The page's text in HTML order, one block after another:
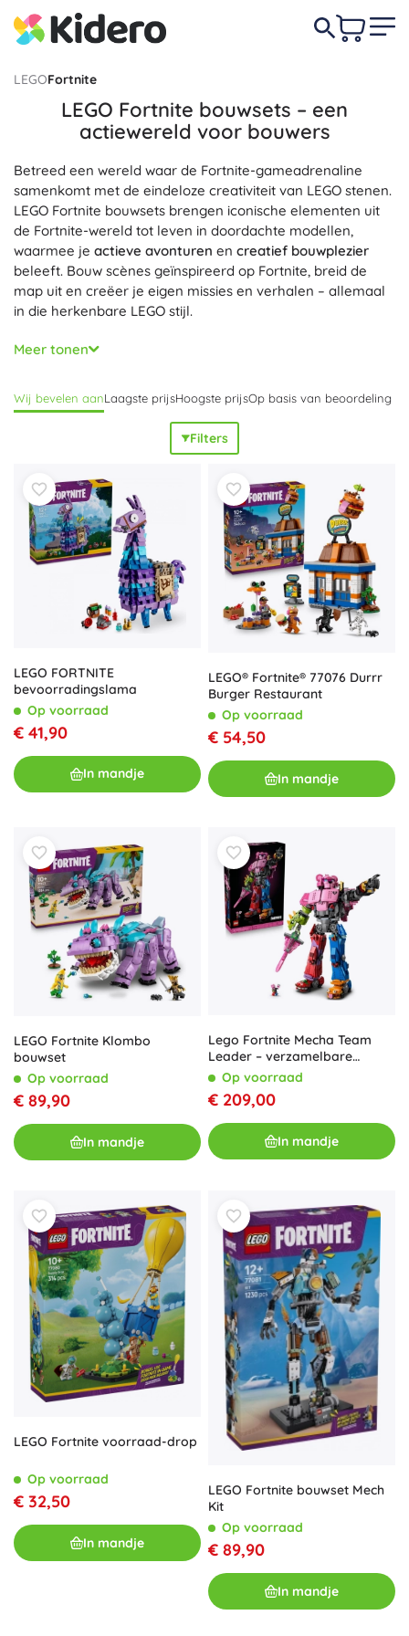
LEGOFortnite
LEGO Fortnite bouwsets – een
actiewereld voor bouwers
Betreed een wereld waar de Fortnite-gameadrenaline
samenkomt met de eindeloze creativiteit van LEGO stenen.
LEGO Fortnite bouwsets brengen iconische elementen uit
de Fortnite-wereld tot leven in doordachte modellen,
waarmee je actieve avonturen en creatief bouwplezier
beleeft. Bouw scènes geïnspireerd op Fortnite, breid de
map uit en creëer je eigen missies en verhalen – allemaal
in die herkenbare LEGO stijl.
De LEGO Fortnite sets zitten vol slimme details: modulaire
onderdelen voor snel ombouwen, bewegende functies en
Dankzij de compatibiliteit met andere LEGO collecties heb
onbeperkte combinatiemogelijkheden
bases en schuilplaatsen tot voertuigen en machines. De
hoogwaardige LEGO stenen zijnduurzaam
passenden stimuleren zowel de fantasie als de fijne
motoriek. Zoek je een instapmodel voor kinderen of een
grotere verzamelset, dan biedt LEGO Fortnite een
geweldige selectievoor fans van de game. Stel je team
van helden en Fortnite-personages samen, bedenk
uitrusting en bases en verander ideeën in echte
bouwwerken. Deze categorie is ook een
fantastisch
voor kleine én grote bouwers – kies je favoriete
eindeloos speelplezier
Meer tonen
Wij bevelen aanLaagste prijsHoogste prijsOp basis van beoordeling
Filters
LEGO FORTNITE
bevoorradingslama
Op voorraad
€ 41,90
In mandje
LEGO® Fortnite® 77076 Durrr
Burger Restaurant
Op voorraad
€ 54,50
In mandje
LEGO Fortnite Klombo
bouwset
Op voorraad
€ 89,90
In mandje
Lego Fortnite Mecha Team
Leader – verzamelbare
bouwbare robot voor
volwassenen
Op voorraad
€ 209,00
In mandje
LEGO Fortnite voorraad-drop
Op voorraad
€ 32,50
In mandje
LEGO Fortnite bouwset Mech
Kit
Op voorraad
€ 89,90
In mandje